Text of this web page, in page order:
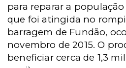
para reparar a
que foi atingida no
barragem de Fundão,
novembro de 2015. O
beneficiar cerca de 1,3